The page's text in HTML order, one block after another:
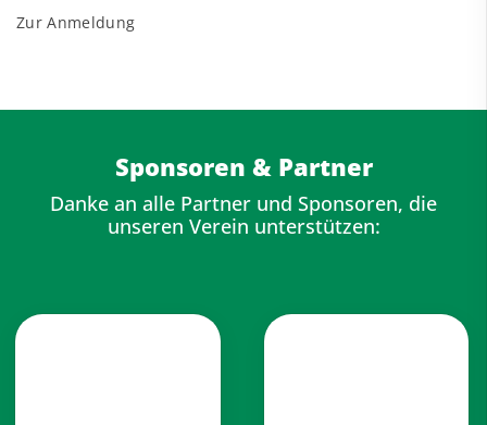
Zur Anmeldung
Sponsoren & Partner
Danke an alle Partner und Sponsoren, die
unseren Verein unterstützen: